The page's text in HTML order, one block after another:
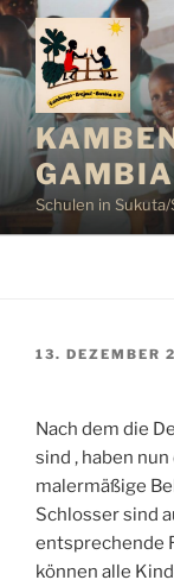
Zum
Inhalt
springen
GAMBIA
Schulen in
13. DEZEMBER
Nach dem die
sind , haben
malermäßige
Schlosser sind
entsprechende
können alle